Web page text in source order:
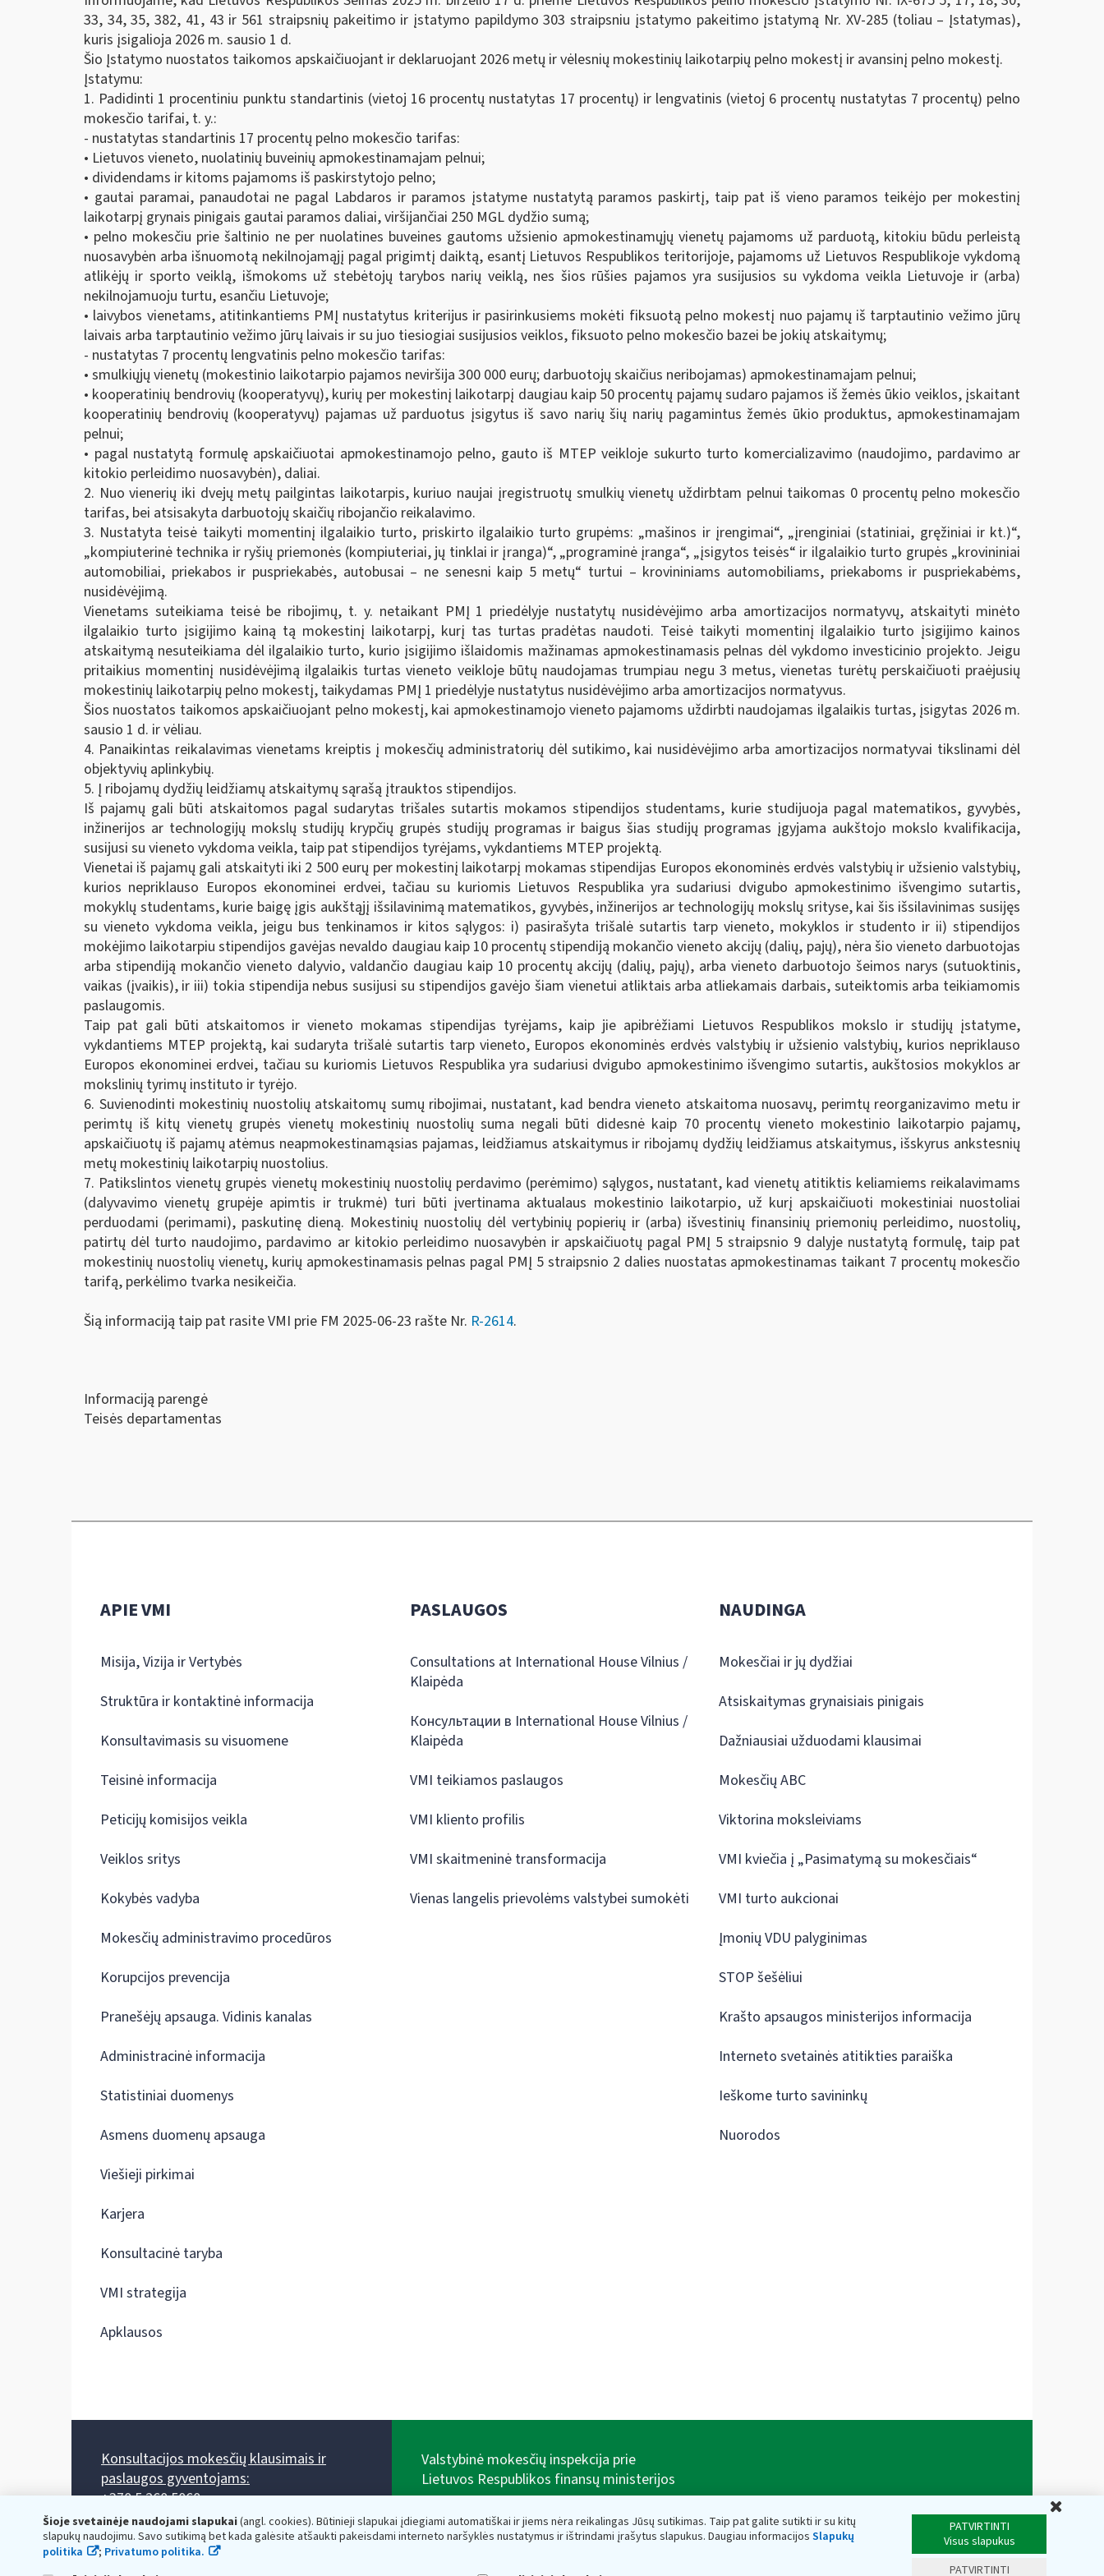
33, 34, 35, 382, 41, 43 ir 561 straipsnių pakeitimo ir įstatymo papildymo 303 straipsniu įstatymo pakeitimo įstatymą Nr. XV-285 (toliau – Įstatymas),
kuris įsigalioja 2026 m. sausio 1 d.
Šio Įstatymo nuostatos taikomos apskaičiuojant ir deklaruojant 2026 metų ir vėlesnių mokestinių laikotarpių pelno mokestį ir avansinį pelno mokestį.
Įstatymu:
1. Padidinti 1 procentiniu punktu standartinis (vietoj 16 procentų nustatytas 17 procentų) ir lengvatinis (vietoj 6 procentų nustatytas 7 procentų) pelno
mokesčio tarifai, t. y.:
- nustatytas standartinis 17 procentų pelno mokesčio tarifas:
• Lietuvos vieneto, nuolatinių buveinių apmokestinamajam pelnui;
• dividendams ir kitoms pajamoms iš paskirstytojo pelno;
• gautai paramai, panaudotai ne pagal Labdaros ir paramos įstatyme nustatytą paramos paskirtį, taip pat iš vieno paramos teikėjo per mokestinį
laikotarpį grynais pinigais gautai paramos daliai, viršijančiai 250 MGL dydžio sumą;
• pelno mokesčiu prie šaltinio ne per nuolatines buveines gautoms užsienio apmokestinamųjų vienetų pajamoms už parduotą, kitokiu būdu perleistą
nuosavybėn arba išnuomotą nekilnojamąjį pagal prigimtį daiktą, esantį Lietuvos Respublikos teritorijoje, pajamoms už Lietuvos Respublikoje vykdomą
atlikėjų ir sporto veiklą, išmokoms už stebėtojų tarybos narių veiklą, nes šios rūšies pajamos yra susijusios su vykdoma veikla Lietuvoje ir (arba)
nekilnojamuoju turtu, esančiu Lietuvoje;
• laivybos vienetams, atitinkantiems PMĮ nustatytus kriterijus ir pasirinkusiems mokėti fiksuotą pelno mokestį nuo pajamų iš tarptautinio vežimo jūrų
laivais arba tarptautinio vežimo jūrų laivais ir su juo tiesiogiai susijusios veiklos, fiksuoto pelno mokesčio bazei be jokių atskaitymų;
- nustatytas 7 procentų lengvatinis pelno mokesčio tarifas:
• smulkiųjų vienetų (mokestinio laikotarpio pajamos neviršija 300 000 eurų; darbuotojų skaičius neribojamas) apmokestinamajam pelnui;
• kooperatinių bendrovių (kooperatyvų), kurių per mokestinį laikotarpį daugiau kaip 50 procentų pajamų sudaro pajamos iš žemės ūkio veiklos, įskaitant
kooperatinių bendrovių (kooperatyvų) pajamas už parduotus įsigytus iš savo narių šių narių pagamintus žemės ūkio produktus, apmokestinamajam
pelnui;
• pagal nustatytą formulę apskaičiuotai apmokestinamojo pelno, gauto iš MTEP veikloje sukurto turto komercializavimo (naudojimo, pardavimo ar
kitokio perleidimo nuosavybėn), daliai.
2. Nuo vienerių iki dvejų metų pailgintas laikotarpis, kuriuo naujai įregistruotų smulkių vienetų uždirbtam pelnui taikomas 0 procentų pelno mokesčio
tarifas, bei atsisakyta darbuotojų skaičių ribojančio reikalavimo.
3. Nustatyta teisė taikyti momentinį ilgalaikio turto, priskirto ilgalaikio turto grupėms: „mašinos ir įrengimai“, „įrenginiai (statiniai, gręžiniai ir kt.)“,
„kompiuterinė technika ir ryšių priemonės (kompiuteriai, jų tinklai ir įranga)“, „programinė įranga“, „įsigytos teisės“ ir ilgalaikio turto grupės „krovininiai
automobiliai, priekabos ir puspriekabės, autobusai – ne senesni kaip 5 metų“ turtui – krovininiams automobiliams, priekaboms ir puspriekabėms,
nusidėvėjimą.
Vienetams suteikiama teisė be ribojimų, t. y. netaikant PMĮ 1 priedėlyje nustatytų nusidėvėjimo arba amortizacijos normatyvų, atskaityti minėto
ilgalaikio turto įsigijimo kainą tą mokestinį laikotarpį, kurį tas turtas pradėtas naudoti. Teisė taikyti momentinį ilgalaikio turto įsigijimo kainos
atskaitymą nesuteikiama dėl ilgalaikio turto, kurio įsigijimo išlaidomis mažinamas apmokestinamasis pelnas dėl vykdomo investicinio projekto. Jeigu
pritaikius momentinį nusidėvėjimą ilgalaikis turtas vieneto veikloje būtų naudojamas trumpiau negu 3 metus, vienetas turėtų perskaičiuoti praėjusių
mokestinių laikotarpių pelno mokestį, taikydamas PMĮ 1 priedėlyje nustatytus nusidėvėjimo arba amortizacijos normatyvus.
Šios nuostatos taikomos apskaičiuojant pelno mokestį, kai apmokestinamojo vieneto pajamoms uždirbti naudojamas ilgalaikis turtas, įsigytas 2026 m.
sausio 1 d. ir vėliau.
4. Panaikintas reikalavimas vienetams kreiptis į mokesčių administratorių dėl sutikimo, kai nusidėvėjimo arba amortizacijos normatyvai tikslinami dėl
objektyvių aplinkybių.
5. Į ribojamų dydžių leidžiamų atskaitymų sąrašą įtrauktos stipendijos.
Iš pajamų gali būti atskaitomos pagal sudarytas trišales sutartis mokamos stipendijos studentams, kurie studijuoja pagal matematikos, gyvybės,
inžinerijos ar technologijų mokslų studijų krypčių grupės studijų programas ir baigus šias studijų programas įgyjama aukštojo mokslo kvalifikacija,
susijusi su vieneto vykdoma veikla, taip pat stipendijos tyrėjams, vykdantiems MTEP projektą.
Vienetai iš pajamų gali atskaityti iki 2 500 eurų per mokestinį laikotarpį mokamas stipendijas Europos ekonominės erdvės valstybių ir užsienio valstybių,
kurios nepriklauso Europos ekonominei erdvei, tačiau su kuriomis Lietuvos Respublika yra sudariusi dvigubo apmokestinimo išvengimo sutartis,
mokyklų studentams, kurie baigę įgis aukštąjį išsilavinimą matematikos, gyvybės, inžinerijos ar technologijų mokslų srityse, kai šis išsilavinimas susijęs
su vieneto vykdoma veikla, jeigu bus tenkinamos ir kitos sąlygos: i) pasirašyta trišalė sutartis tarp vieneto, mokyklos ir studento ir ii) stipendijos
mokėjimo laikotarpiu stipendijos gavėjas nevaldo daugiau kaip 10 procentų stipendiją mokančio vieneto akcijų (dalių, pajų), nėra šio vieneto darbuotojas
arba stipendiją mokančio vieneto dalyvio, valdančio daugiau kaip 10 procentų akcijų (dalių, pajų), arba vieneto darbuotojo šeimos narys (sutuoktinis,
vaikas (įvaikis), ir iii) tokia stipendija nebus susijusi su stipendijos gavėjo šiam vienetui atliktais arba atliekamais darbais, suteiktomis arba teikiamomis
paslaugomis.
Taip pat gali būti atskaitomos ir vieneto mokamas stipendijas tyrėjams, kaip jie apibrėžiami Lietuvos Respublikos mokslo ir studijų įstatyme,
vykdantiems MTEP projektą, kai sudaryta trišalė sutartis tarp vieneto, Europos ekonominės erdvės valstybių ir užsienio valstybių, kurios nepriklauso
Europos ekonominei erdvei, tačiau su kuriomis Lietuvos Respublika yra sudariusi dvigubo apmokestinimo išvengimo sutartis, aukštosios mokyklos ar
mokslinių tyrimų instituto ir tyrėjo.
6. Suvienodinti mokestinių nuostolių atskaitomų sumų ribojimai, nustatant, kad bendra vieneto atskaitoma nuosavų, perimtų reorganizavimo metu ir
perimtų iš kitų vienetų grupės vienetų mokestinių nuostolių suma negali būti didesnė kaip 70 procentų vieneto mokestinio laikotarpio pajamų,
apskaičiuotų iš pajamų atėmus neapmokestinamąsias pajamas, leidžiamus atskaitymus ir ribojamų dydžių leidžiamus atskaitymus, išskyrus ankstesnių
metų mokestinių laikotarpių nuostolius.
7. Patikslintos vienetų grupės vienetų mokestinių nuostolių perdavimo (perėmimo) sąlygos, nustatant, kad vienetų atitiktis keliamiems reikalavimams
(dalyvavimo vienetų grupėje apimtis ir trukmė) turi būti įvertinama aktualaus mokestinio laikotarpio, už kurį apskaičiuoti mokestiniai nuostoliai
perduodami (perimami), paskutinę dieną. Mokestinių nuostolių dėl vertybinių popierių ir (arba) išvestinių finansinių priemonių perleidimo, nuostolių,
patirtų dėl turto naudojimo, pardavimo ar kitokio perleidimo nuosavybėn ir apskaičiuotų pagal PMĮ 5 straipsnio 9 dalyje nustatytą formulę, taip pat
mokestinių nuostolių vienetų, kurių apmokestinamasis pelnas pagal PMĮ 5 straipsnio 2 dalies nuostatas apmokestinamas taikant 7 procentų mokesčio
tarifą, perkėlimo tvarka nesikeičia.
Šią informaciją taip pat rasite VMI prie FM 2025-06-23 rašte Nr. R-2614.
Informaciją parengė
Teisės departamentas
Šioje svetainėje naudojami slapukai(angl. cookies). Būtinieji slapukai įdiegiami automatiškai ir jiems nėra reikalingas Jūsų sutikimas. Taip pat galite sutikti ir su kitų
slapukų naudojimu. Savo sutikimą bet kada galėsite atšaukti pakeisdami interneto naršyklės nustatymus ir ištrindami įrašytus slapukus. Daugiau informacijos Slapukų
politika
; Privatumo politika.
PATVIRTINTI
Visus slapukus
PATVIRTINTI
APIE VMI
Misija, Vizija ir Vertybės
Struktūra ir kontaktinė informacija
Konsultavimasis su visuomene
Teisinė informacija
Peticijų komisijos veikla
Veiklos sritys
Kokybės vadyba
Mokesčių administravimo procedūros
Korupcijos prevencija
Pranešėjų apsauga. Vidinis kanalas
Administracinė informacija
Statistiniai duomenys
Asmens duomenų apsauga
Viešieji pirkimai
Karjera
Konsultacinė taryba
VMI strategija
Apklausos
PASLAUGOS
Consultations at International House Vilnius /
Klaipėda
Консультации в International House Vilnius /
Klaipėda
VMI teikiamos paslaugos
VMI kliento profilis
VMI skaitmeninė transformacija
Vienas langelis prievolėms valstybei sumokėti
NAUDINGA
Mokesčiai ir jų dydžiai
Atsiskaitymas grynaisiais pinigais
Dažniausiai užduodami klausimai
Mokesčių ABC
Viktorina moksleiviams
VMI kviečia į „Pasimatymą su mokesčiais“
VMI turto aukcionai
Įmonių VDU palyginimas
STOP šešėliui
Krašto apsaugos ministerijos informacija
Interneto svetainės atitikties paraiška
Ieškome turto savininkų
Nuorodos
Konsultacijos mokesčių klausimais ir
paslaugos gyventojams:
+370 5 260 5060
Darbo laikas: I-IV 8.00-17.00, V 8.00-15.45.
Prieššventinę dieną - viena valanda trumpiau.
Kiekvieno mėnesio antrą penktadienį 8.00 val. - 12.00 val.
Mano VMI
Valstybinė mokesčių inspekcija prie
Lietuvos Respublikos finansų ministerijos
adresas: Vasario 16-osios g. 14, 01107 Vilnius, Lietuva,
el.paštas:vmi@vmi.lt, E. pristatymo dėžutės adresas
Lietuvos Respublikos finansų ministerijos kaupiami ir